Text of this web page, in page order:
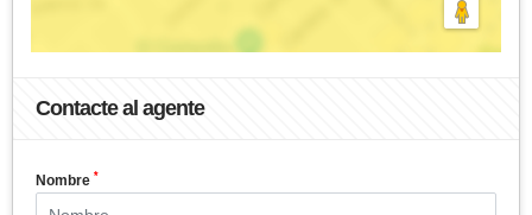
Contacte al agente
Nombre *